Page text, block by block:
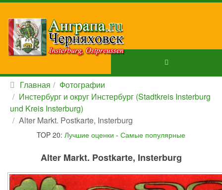
Главная
Фотографии
Инстербург и округ Инстербург (Stadtkreis Insterburg
und Kreis Insterburg)
Alter Markt. Postkarte, Insterburg
TOP 20: Лучшие оценки - Самые популярные
Alter Markt. Postkarte, Insterburg